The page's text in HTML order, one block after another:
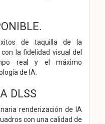
de taquilla de la
la fidelidad visual del
real y el máximo
de IA.
DLSS
renderización de IA
con una calidad de